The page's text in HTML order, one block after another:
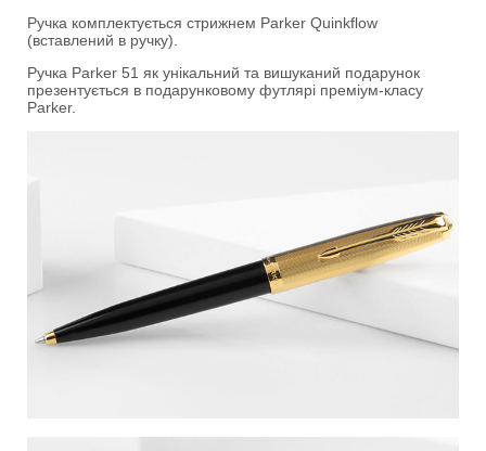
Ручка комплектується стрижнем Parker Quinkflow
(вставлений в ручку).
Ручка Parker 51 як унікальний та вишуканий подарунок
презентується в подарунковому футлярі преміум-класу
Parker.